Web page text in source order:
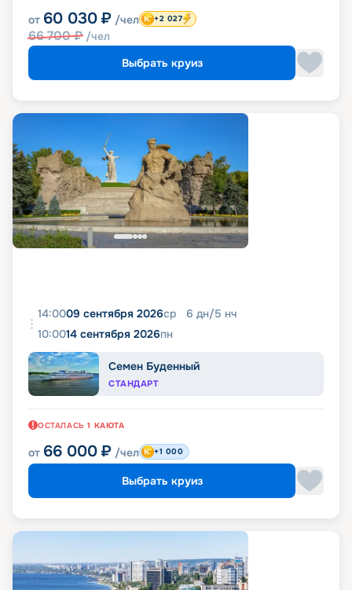
от 60 030 ₽ /чел
66 700₽ /чел
+2 027
Выбрать круиз
14:0009 сентября 2026ср 6 дн/5 нч
10:0014 сентября 2026пн
Семен Буденный
СТАНДАРТ
ОСТАЛАСЬ 1 КАЮТА
от 66 000 ₽ /чел +1 000
Выбрать круиз